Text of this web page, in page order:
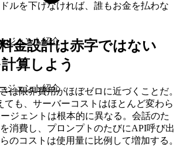
ジェント紹介
ジェント紹介
ルを下げなければ、誰もお金を払わな
金設計は赤字ではない
算しよう
は限界費用がほぼゼロに近づくことだ。
ても、サーバーコストはほとんど変わら
ジェントは根本的に異なる。会話のた
消費し、プロンプトのたびにAPI呼び出
のコストは使用量に比例して増加する。